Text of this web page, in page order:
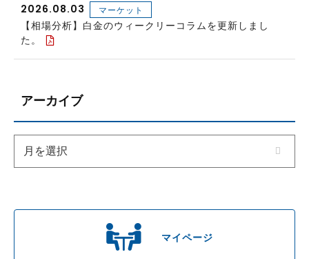
マイページ
2026.08.03 マーケット
【相場分析】白金のウィークリーコラムを更新しまし
た。
アーカイブ